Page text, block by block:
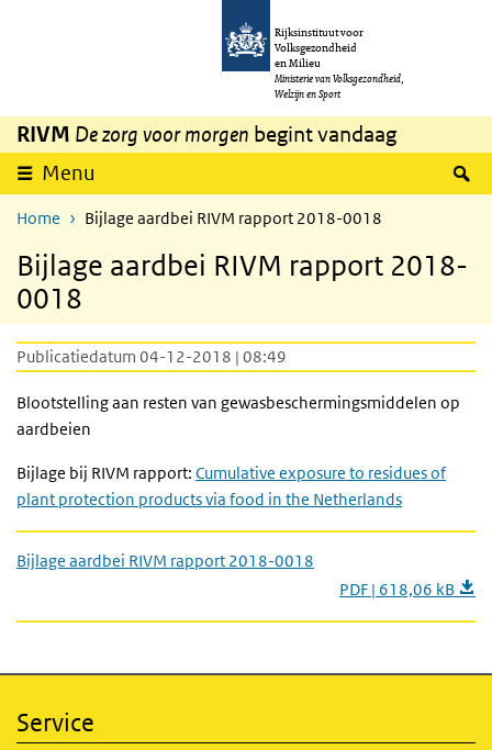
Overslaan en naar de inhoud gaan
Rijksinstituut voor
Volksgezondheid
en Milieu
Ministerie van Volksgezondheid,
Welzijn en Sport
RIVM De zorg voor morgen begint vandaag
Menu
Home Bijlage aardbei RIVM rapport 2018-0018
Bijlage aardbei RIVM rapport 2018-
0018
Publicatiedatum 04-12-2018 | 08:49
Blootstelling aan resten van gewasbeschermingsmiddelen op
aardbeien
Bijlage bij RIVM rapport: Cumulative exposure to residues of
plant protection products via food in the Netherlands
Bijlage aardbei RIVM rapport 2018-0018
PDF | 618,06 kB
Service